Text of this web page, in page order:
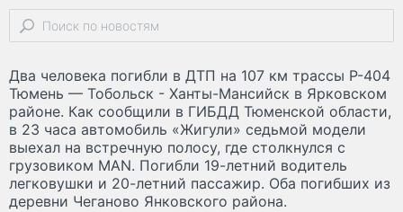
Два человека погибли в ДТП на 107 км трассы Р-404
Тюмень — Тобольск - Ханты-Мансийск в Ярковском
районе. Как сообщили в ГИБДД Тюменской области,
в 23 часа автомобиль «Жигули» седьмой модели
выехал на встречную полосу, где столкнулся с
грузовиком MAN. Погибли 19-летний водитель
легковушки и 20-летний пассажир. Оба погибших из
деревни Чеганово Янковского района.